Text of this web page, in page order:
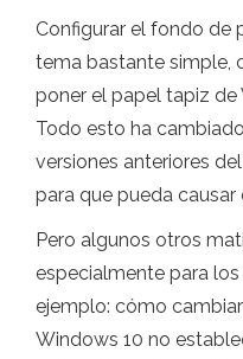
Configurar el fondo de
tema bastante simple,
poner el papel tapiz de
Todo esto ha
versiones anteriores
para que pueda
Pero algunos otros
especialmente para
ejemplo: cómo
Windows 10 no